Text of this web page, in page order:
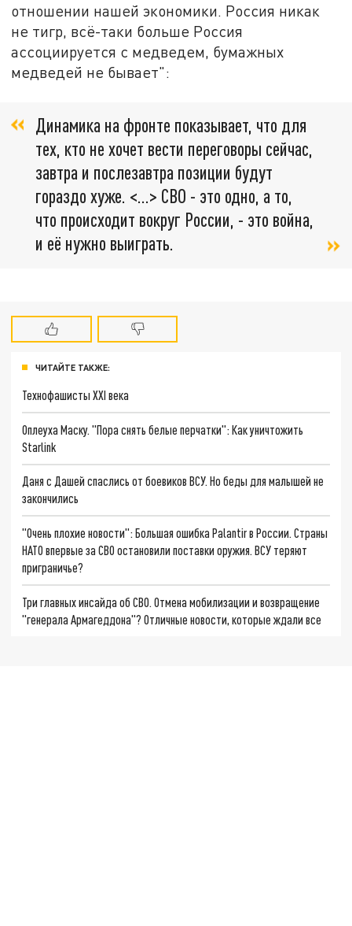
отношении нашей экономики. Россия никак
не тигр, всё-таки больше Россия
ассоциируется с медведем, бумажных
медведей не бывает":
Динамика на фронте показывает, что для
тех, кто не хочет вести переговоры сейчас,
завтра и послезавтра позиции будут
гораздо хуже. <…> СВО - это одно, а то,
что происходит вокруг России, - это война,
и её нужно выиграть.
ЧИТАЙТЕ ТАКЖЕ:
Технофашисты XXI века
Оплеуха Маску. "Пора снять белые перчатки": Как уничтожить
Starlink
Даня с Дашей спаслись от боевиков ВСУ. Но беды для малышей не
закончились
"Очень плохие новости": Большая ошибка Palantir в России. Страны
НАТО впервые за СВО остановили поставки оружия. ВСУ теряют
приграничье?
Три главных инсайда об СВО. Отмена мобилизации и возвращение
"генерала Армагеддона"? Отличные новости, которые ждали все